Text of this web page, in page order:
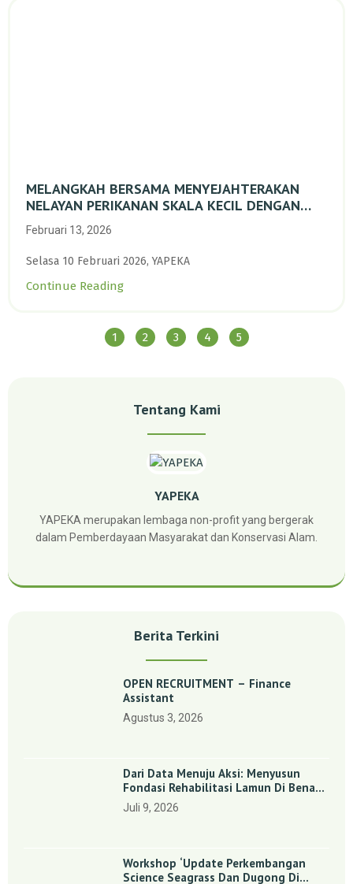
MELANGKAH BERSAMA MENYEJAHTERAKAN
NELAYAN PERIKANAN SKALA KECIL DENGAN
TRANSISI BERKELANJUTAN BERBASIS ALAM
Februari 13, 2026
Selasa 10 Februari 2026, YAPEKA
Continue Reading
1 2 3 4 5
Tentang Kami
YAPEKA
YAPEKA merupakan lembaga non-profit yang bergerak
dalam Pemberdayaan Masyarakat dan Konservasi Alam.
Berita Terkini
OPEN RECRUITMENT – Finance
Assistant
Agustus 3, 2026
Dari Data Menuju Aksi: Menyusun
Fondasi Rehabilitasi Lamun Di Benan
Dan Sebong Lagoi, Kepulauan Riau
Juli 9, 2026
Workshop ‘Update Perkembangan
Science Seagrass Dan Dugong Di